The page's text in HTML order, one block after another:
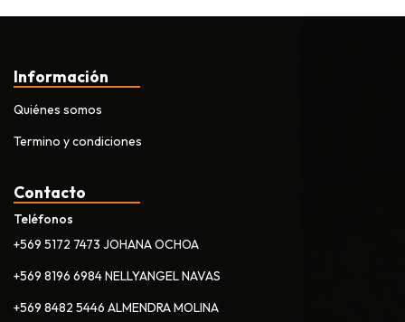
Información
Quiénes somos
Termino y condiciones
Contacto
Teléfonos
+569 5172 7473 JOHANA OCHOA
+569 8196 6984 NELLYANGEL NAVAS
+569 8482 5446 ALMENDRA MOLINA